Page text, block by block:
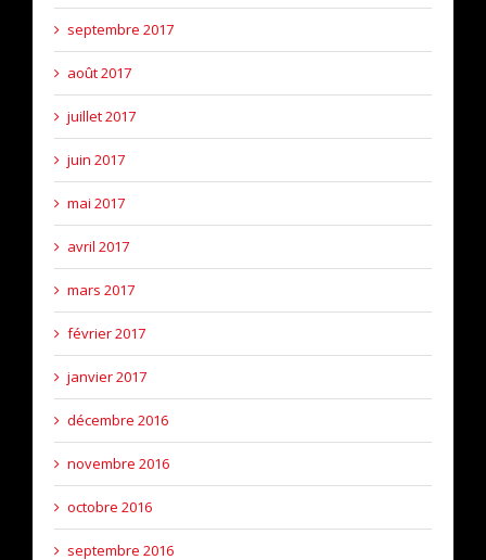
septembre 2017
août 2017
juillet 2017
juin 2017
mai 2017
avril 2017
mars 2017
février 2017
janvier 2017
décembre 2016
novembre 2016
octobre 2016
septembre 2016